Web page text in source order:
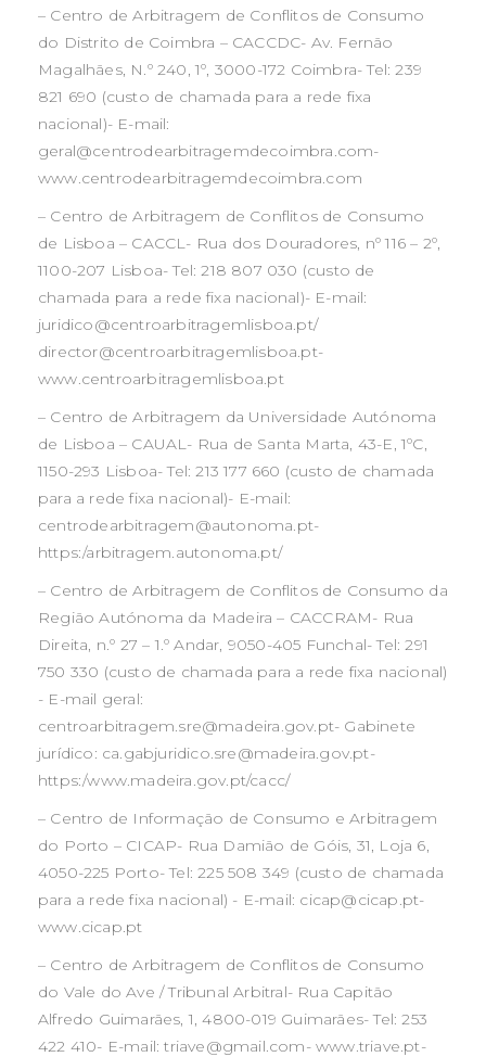
– Centro de Arbitragem de Conflitos de Consumo
do Distrito de Coimbra – CACCDC- Av. Fernão
Magalhães, N.º 240, 1º, 3000-172 Coimbra- Tel: 239
821 690 (custo de chamada para a rede fixa
nacional)- E-mail:
geral@centrodearbitragemdecoimbra.com-
www.centrodearbitragemdecoimbra.com
– Centro de Arbitragem de Conflitos de Consumo
de Lisboa – CACCL- Rua dos Douradores, nº 116 – 2º,
1100-207 Lisboa- Tel: 218 807 030 (custo de
chamada para a rede fixa nacional)- E-mail:
juridico@centroarbitragemlisboa.pt/
director@centroarbitragemlisboa.pt-
www.centroarbitragemlisboa.pt
– Centro de Arbitragem da Universidade Autónoma
de Lisboa – CAUAL- Rua de Santa Marta, 43-E, 1ºC,
1150-293 Lisboa- Tel: 213 177 660 (custo de chamada
para a rede fixa nacional)- E-mail:
centrodearbitragem@autonoma.pt-
https:/arbitragem.autonoma.pt/
– Centro de Arbitragem de Conflitos de Consumo da
Região Autónoma da Madeira – CACCRAM- Rua
Direita, n.º 27 – 1.º Andar, 9050-405 Funchal- Tel: 291
750 330 (custo de chamada para a rede fixa nacional)
- E-mail geral:
centroarbitragem.sre@madeira.gov.pt- Gabinete
jurídico: ca.gabjuridico.sre@madeira.gov.pt-
https:/www.madeira.gov.pt/cacc/
– Centro de Informação de Consumo e Arbitragem
do Porto – CICAP- Rua Damião de Góis, 31, Loja 6,
4050-225 Porto- Tel: 225 508 349 (custo de chamada
para a rede fixa nacional) - E-mail: cicap@cicap.pt-
www.cicap.pt
– Centro de Arbitragem de Conflitos de Consumo
do Vale do Ave / Tribunal Arbitral- Rua Capitão
Alfredo Guimarães, 1, 4800-019 Guimarães- Tel: 253
422 410- E-mail: triave@gmail.com- www.triave.pt-